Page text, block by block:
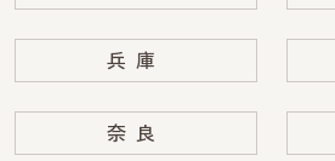
兵庫
奈良